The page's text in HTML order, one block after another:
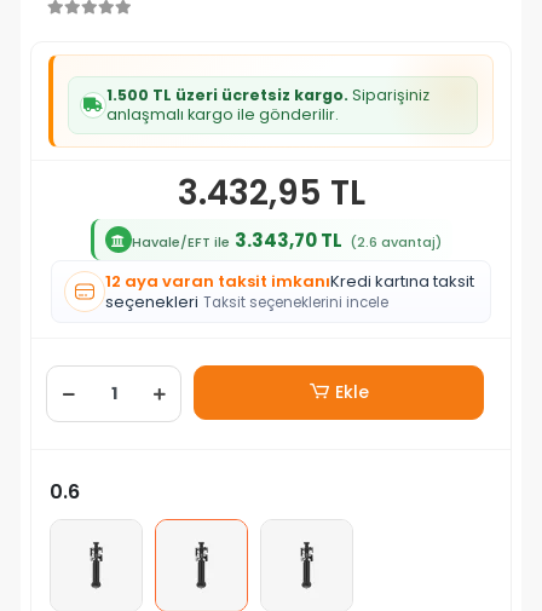
1.500 TL üzeri ücretsiz kargo. Siparişiniz
anlaşmalı kargo ile gönderilir.
3.432,95 TL
Havale/EFT ile 3.343,70 TL (2.6 avantaj)
12 aya varan taksit imkanıKredi kartına taksit
seçenekleri Taksit seçeneklerini incele
Ekle
0.6